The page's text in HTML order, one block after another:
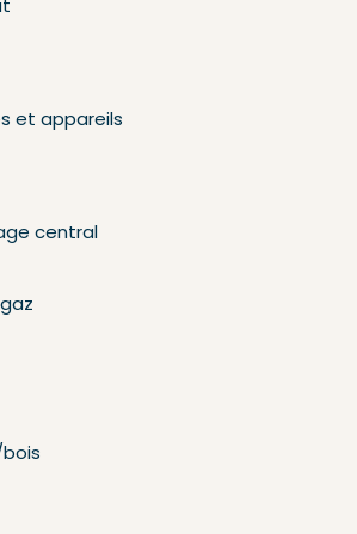
et appareils
central
bois